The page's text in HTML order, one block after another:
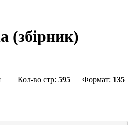
(збірник)
Кол-во стр: 595 Формат: 135